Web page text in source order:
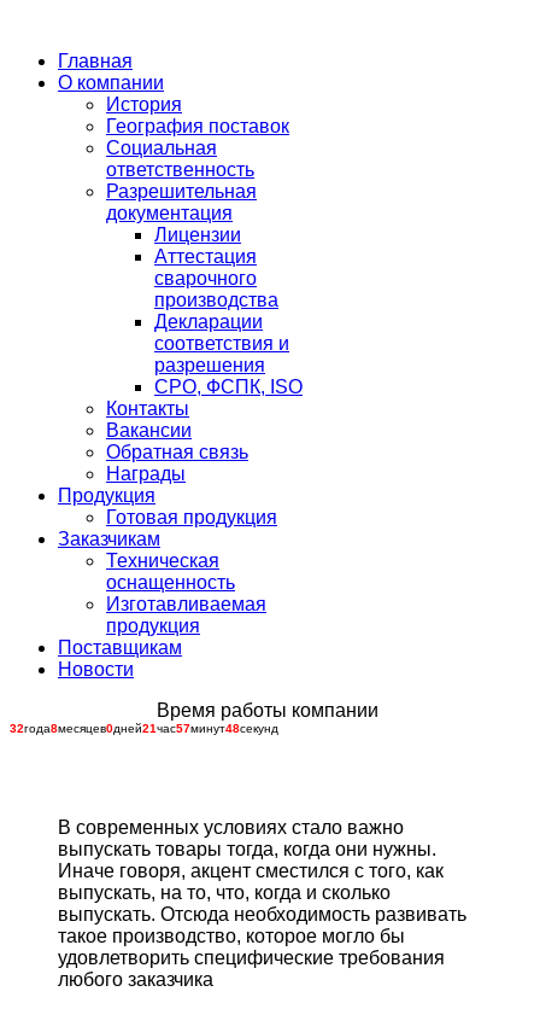
Главная
О компании
История
География поставок
Социальная
ответственность
Разрешительная
документация
Лицензии
Аттестация
сварочного
производства
Декларации
соответствия и
разрешения
СРО, ФСПК, ISO
Контакты
Вакансии
Обратная связь
Награды
Продукция
Готовая продукция
Заказчикам
Техническая
оснащенность
Изготавливаемая
продукция
Поставщикам
Новости
Время работы компании
32года8месяцев0дней21час57минут48секунд
В современных условиях стало важно
выпускать товары тогда, когда они нужны.
Иначе говоря, акцент сместился с того, как
выпускать, на то, что, когда и сколько
выпускать. Отсюда необходимость развивать
такое производство, которое могло бы
удовлетворить специфические требования
любого заказчика